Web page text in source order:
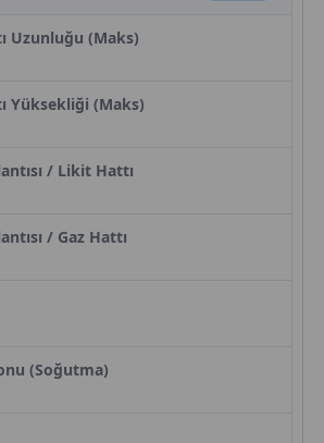
Uzunluğu (Maks)
Yüksekliği (Maks)
/ Likit Hattı
/ Gaz Hattı
(Soğutma)